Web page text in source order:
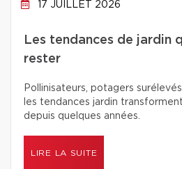
17 JUILLET 2026
Les tendances de jardin
rester
Pollinisateurs, potagers
les tendances jardin
depuis quelques années.
LIRE LA SUITE